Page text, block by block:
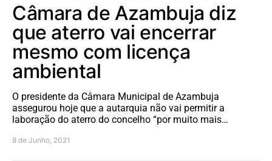
Câmara de Azambuja diz
que aterro vai encerrar
mesmo com licença
ambiental
O presidente da Câmara Municipal de Azambuja
assegurou hoje que a autarquia não vai permitir a
laboração do aterro do concelho “por muito mais…
8 de Junho, 2021